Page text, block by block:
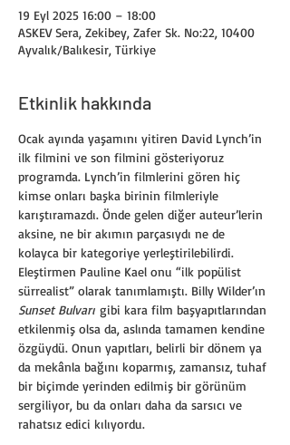
19 Eyl 2025 16:00 – 18:00
ASKEV Sera, Zekibey, Zafer Sk. No:22, 10400
Ayvalık/Balıkesir, Türkiye
Etkinlik hakkında
Ocak ayında yaşamını yitiren David Lynch’in
ilk filmini ve son filmini gösteriyoruz
programda. Lynch’in filmlerini gören hiç
kimse onları başka birinin filmleriyle
karıştıramazdı. Önde gelen diğer auteur’lerin
aksine, ne bir akımın parçasıydı ne de
kolayca bir kategoriye yerleştirilebilirdi.
Eleştirmen Pauline Kael onu “ilk popülist
sürrealist” olarak tanımlamıştı. Billy Wilder’ın
Sunset Bulvarı gibi kara film başyapıtlarından
etkilenmiş olsa da, aslında tamamen kendine
özgüydü. Onun yapıtları, belirli bir dönem ya
da mekânla bağını koparmış, zamansız, tuhaf
bir biçimde yerinden edilmiş bir görünüm
sergiliyor, bu da onları daha da sarsıcı ve
rahatsız edici kılıyordu.